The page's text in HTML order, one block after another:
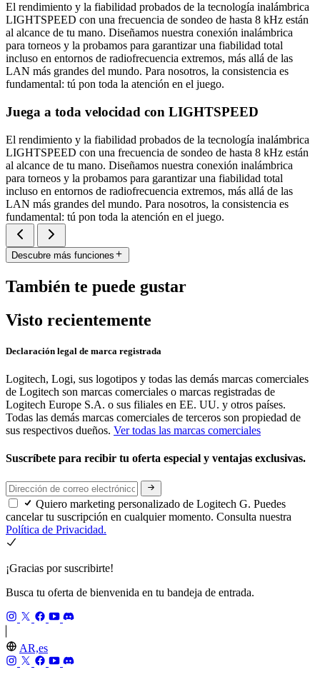
El rendimiento y la fiabilidad probados de la tecnología inalámbrica
LIGHTSPEED con una frecuencia de sondeo de hasta 8 kHz están
al alcance de tu mano. Diseñamos nuestra conexión inalámbrica
para torneos y la probamos para garantizar una fiabilidad total
incluso en entornos de radiofrecuencia extremos, más allá de las
LAN más grandes del mundo. Para nosotros, la consistencia es
fundamental: tú pon toda la atención en el juego.
Juega a toda velocidad con LIGHTSPEED
El rendimiento y la fiabilidad probados de la tecnología inalámbrica
LIGHTSPEED con una frecuencia de sondeo de hasta 8 kHz están
al alcance de tu mano. Diseñamos nuestra conexión inalámbrica
para torneos y la probamos para garantizar una fiabilidad total
incluso en entornos de radiofrecuencia extremos, más allá de las
LAN más grandes del mundo. Para nosotros, la consistencia es
fundamental: tú pon toda la atención en el juego.
Descubre más funciones
También te puede gustar
Visto recientemente
Declaración legal de marca registrada
Logitech, Logi, sus logotipos y todas las demás marcas comerciales
de Logitech son marcas comerciales o marcas registradas de
Logitech Europe S.A. o sus filiales en EE. UU. y otros países.
Todas las demás marcas comerciales de terceros son propiedad de
sus respectivos dueños. Ver todas las marcas comerciales
Suscríbete para recibir tu oferta especial y ventajas exclusivas.
Quiero marketing personalizado de Logitech G. Puedes
cancelar tu suscripción en cualquier momento. Consulta nuestra
Política de Privacidad.
¡Gracias por suscribirte!
Busca tu oferta de bienvenida en tu bandeja de entrada.
AR,es